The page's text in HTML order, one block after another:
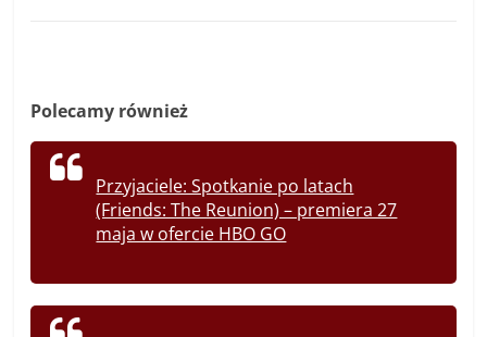
Polecamy również
Przyjaciele: Spotkanie po latach
(Friends: The Reunion) – premiera 27
maja w ofercie HBO GO